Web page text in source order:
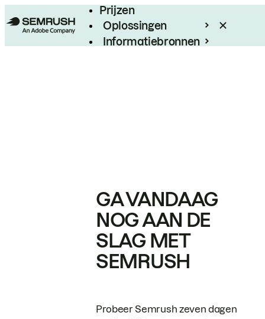
Prijzen
Oplossingen
Informatiebronnen
GA VANDAAG
NOG AAN DE
SLAG MET
SEMRUSH
Probeer Semrush zeven dagen